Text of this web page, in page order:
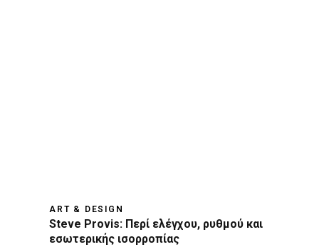
ART & DESIGN
Steve Provis: Περί ελέγχου, ρυθμού και
εσωτερικής ισορροπίας